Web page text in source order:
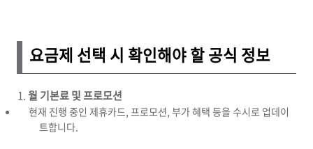
요금제 선택 시 확인해야 할 공식 정보
월 기본료 및 프로모션
현재 진행 중인 제휴카드, 프로모션, 부가 혜택 등을 수시로 업데이
트합니다.